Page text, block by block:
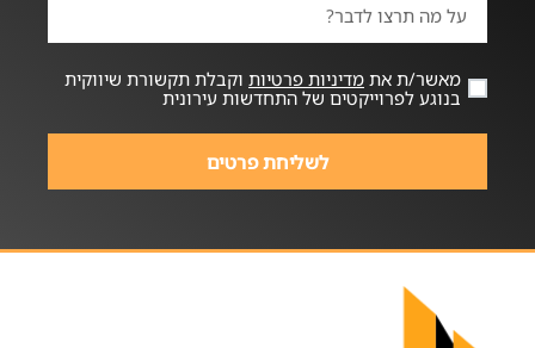
מאשר/ת את מדיניות פרטיות וקבלת תקשורת שיווקית
בנוגע לפרוייקטים של התחדשות עירונית
לשליחת פרטים